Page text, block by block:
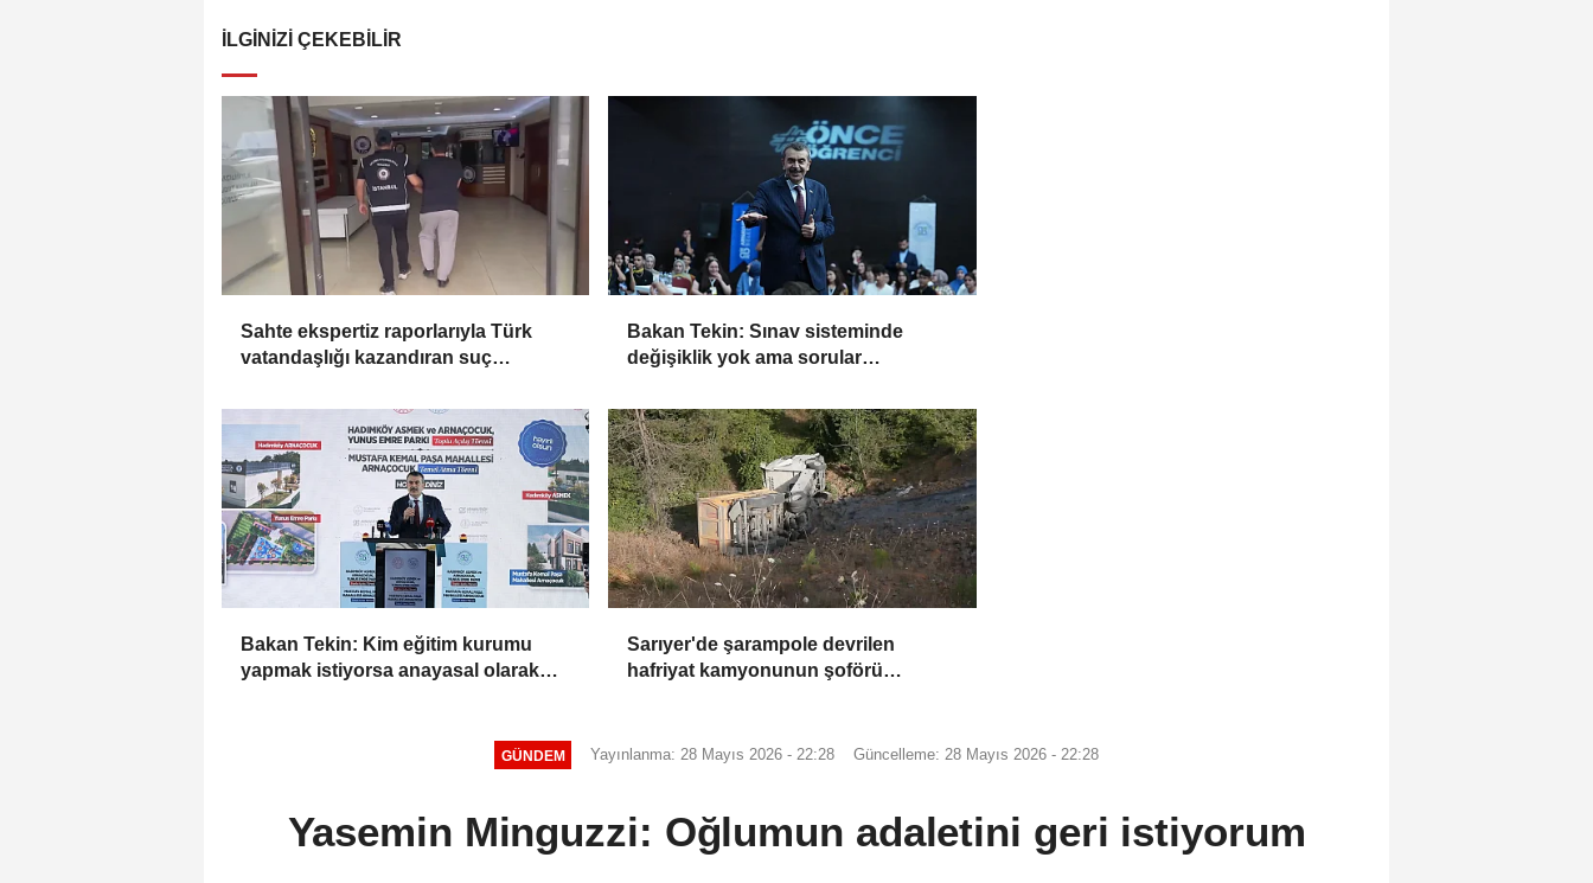
İLGINIZI ÇEKEBILIR
Sahte ekspertiz raporlarıyla Türk
vatandaşlığı kazandıran suç
Bakan Tekin: Sınav sisteminde
değişiklik yok ama sorular
Bakan Tekin: Kim eğitim kurumu
yapmak istiyorsa anayasal olarak
Sarıyer'de şarampole devrilen
hafriyat kamyonunun şoförü
GÜNDEM Yayınlanma: 28 Mayıs 2026 - 22:28 Güncelleme: 28 Mayıs 2026 - 22:28
Yasemin Minguzzi: Oğlumun adaletini geri istiyorum